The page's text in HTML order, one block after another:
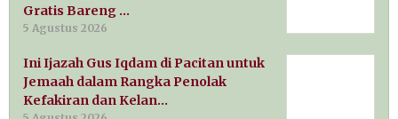
Gratis Bareng …
5 Agustus 2026
Ini Ijazah Gus Iqdam di Pacitan untuk
Jemaah dalam Rangka Penolak
Kefakiran dan Kelan…